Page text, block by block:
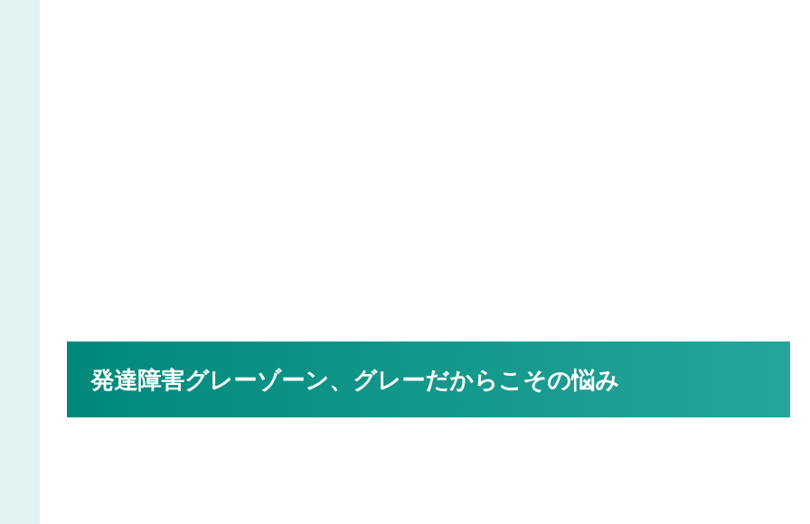
発達障害グレーゾーン、グレーだからこその悩み